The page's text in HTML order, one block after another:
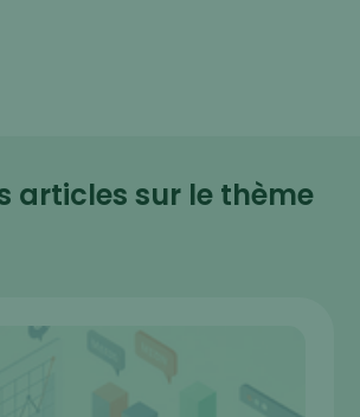
articles sur le thème